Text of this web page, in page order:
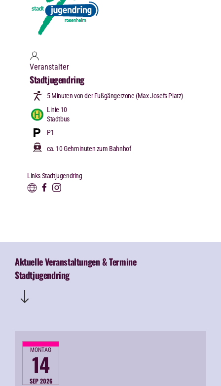
Veranstalter
Stadtjugendring
5 Minuten von der Fußgängerzone (Max-Josefs-Platz)
Linie 10
Stadtbus
P1
ca. 10 Gehminuten zum Bahnhof
Links Stadtjugendring
Aktuelle Veranstaltungen & Termine
Stadtjugendring
MONTAG
14
SEP 2026